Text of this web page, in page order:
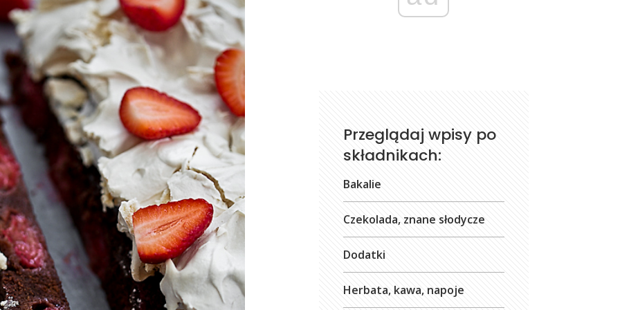
Przeglądaj wpisy po
składnikach:
Bakalie
Czekolada, znane słodycze
Dodatki
Herbata, kawa, napoje